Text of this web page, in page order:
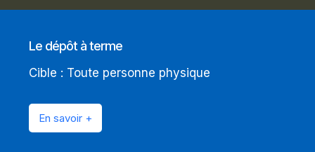
Le dépôt à terme
Cible : Toute personne physique
En savoir +